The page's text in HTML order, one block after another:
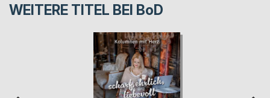
WEITERE TITEL BEI BoD